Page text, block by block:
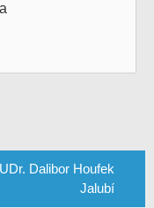
Dalibor Houfek
Jalubí